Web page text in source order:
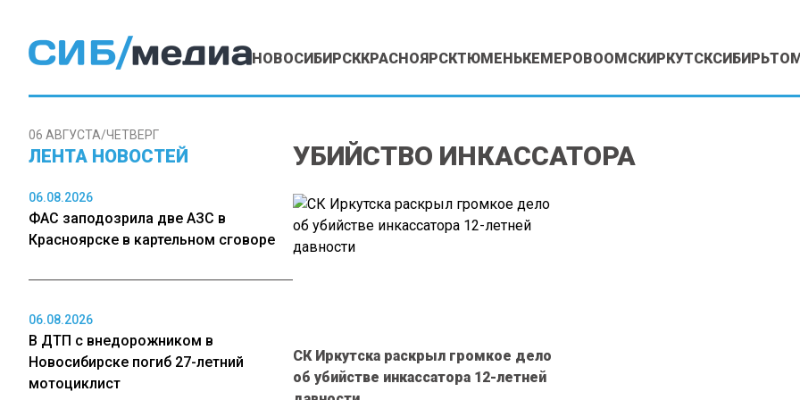
НОВОСИБИРСККРАСНОЯРСКТЮМЕНЬКЕМЕРОВООМСКИРКУТСКСИБИРЬ
06 АВГУСТА/ЧЕТВЕРГ
ЛЕНТА НОВОСТЕЙ
06.08.2026
ФАС заподозрила две АЗС в
Красноярске в картельном сговоре
06.08.2026
В ДТП с внедорожником в
Новосибирске погиб 27-летний
мотоциклист
УБИЙСТВО ИНКАССАТОРА
СК Иркутска раскрыл громкое дело
об убийстве инкассатора 12-летней